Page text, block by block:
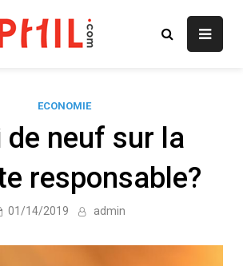
youphil.com
ECONOMIE
de neuf sur la
responsable?
01/14/2019 admin